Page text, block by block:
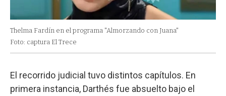
Thelma Fardín en el programa "Almorzando con Juana"
Foto: captura El Trece
El recorrido judicial tuvo distintos capítulos. En
primera instancia, Darthés fue absuelto bajo el